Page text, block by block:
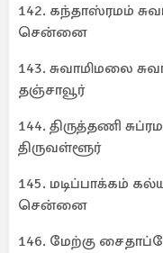
142. கந்தாஸ்ரமம்
சென்னை
143. சுவாமிமலை
தஞ்சாவூர்
144. திருத்தணி
திருவள்ளூர்
145. மடிப்பாக்கம்
சென்னை
146. மேற்கு